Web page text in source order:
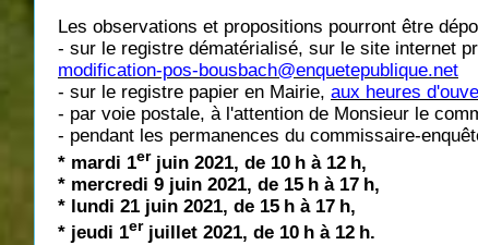
Les observations et propositions pourront être
- sur le registre dématérialisé, sur le site internet
modification-pos-bousbach@enquetepublique.net
- sur le registre papier en Mairie, aux heures
- par voie postale, à l'attention de Monsieur le
- pendant les permanences du commissaire-
* mardi 1erjuin 2021, de 10 h à 12 h,
* mercredi 9 juin 2021, de 15 h à 17 h,
* lundi 21 juin 2021, de 15 h à 17 h,
* jeudi 1er juillet 2021, de 10 h à 12 h.